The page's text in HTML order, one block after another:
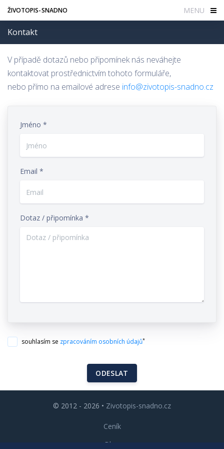
ŽIVOTOPIS-SNADNO MENU
Kontakt
V případě dotazů nebo připomínek nás neváhejte
kontaktovat prostřednictvím tohoto formuláře,
nebo přímo na emailové adrese info@zivotopis-snadno.cz
Jméno *
Email *
Dotaz / připomínka *
souhlasím se zpracováním osobních údajů*
ODESLAT
© 2012 - 2026 • Zivotopis-snadno.cz
Ceník
Blog